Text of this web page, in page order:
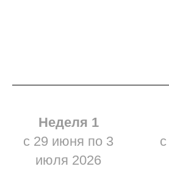
Неделя 1
с 29 июня по 3
июля 2026